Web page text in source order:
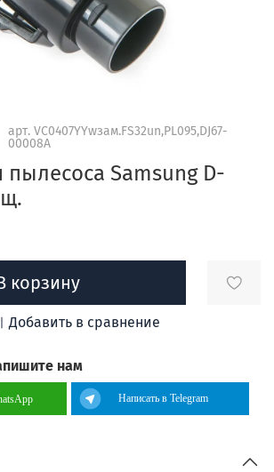
арт.VC0407YYwзам.FS32un,PL095,DJ67-
00008A
пылесоса Samsung D-
корзину
Добавить в сравнение
нам
Написать в Telegram